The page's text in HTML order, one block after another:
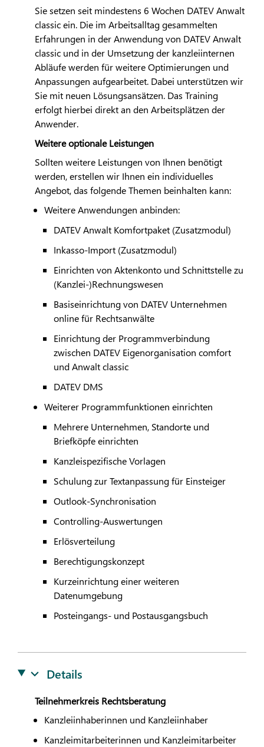
Sie setzen seit mindestens 6 Wochen DATEVAnwalt
classic ein. Die im Arbeitsalltag gesammelten
Erfahrungen in der Anwendung von DATEVAnwalt
classic und in der Umsetzung der kanzleiinternen
Abläufe werden für weitere Optimierungen und
Anpassungen aufgearbeitet. Dabei unterstützen wir
Sie mit neuen Lösungsansätzen. Das Training
erfolgt hierbei direkt an den Arbeitsplätzen der
Anwender.
Weitere optionale Leistungen
Sollten weitere Leistungen von Ihnen benötigt
werden, erstellen wir Ihnen ein individuelles
Angebot, das folgende Themen beinhalten kann:
Weitere Anwendungen anbinden:
DATEVAnwalt Komfortpaket (Zusatzmodul)
Inkasso-Import (Zusatzmodul)
Einrichten von Aktenkonto und Schnittstelle zu
(Kanzlei-)Rechnungswesen
Basiseinrichtung von DATEVUnternehmen
online für Rechtsanwälte
Einrichtung der Programmverbindung
zwischen DATEVEigenorganisation comfort
und Anwalt classic
DATEVDMS
Weiterer Programmfunktionen einrichten
Mehrere Unternehmen, Standorte und
Briefköpfe einrichten
Kanzleispezifische Vorlagen
Schulung zur Textanpassung für Einsteiger
Outlook-Synchronisation
Controlling-Auswertungen
Erlösverteilung
Berechtigungskonzept
Kurzeinrichtung einer weiteren
Datenumgebung
Posteingangs- und Postausgangsbuch
Details
Teilnehmerkreis Rechtsberatung
Kanzleiinhaberinnen und Kanzleiinhaber
Kanzleimitarbeiterinnen und Kanzleimitarbeiter